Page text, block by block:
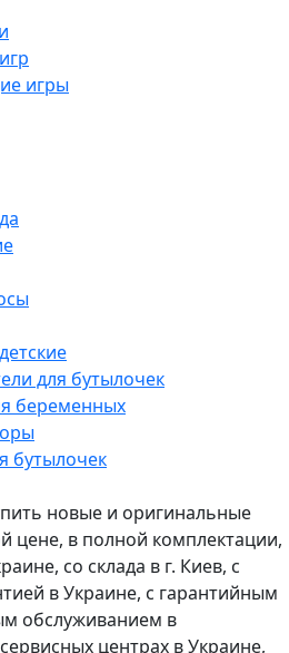
игры
для бутылочек
беременных
бутылочек
новые и оригинальные
цене, в полной комплектации,
со склада в г. Киев, с
в Украине, с гарантийным
обслуживанием в
центрах в Украине,